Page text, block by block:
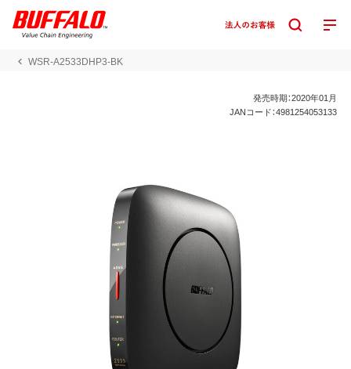
WSR-A2533DHP3-BK
発売時期：2020年01月
JANコード：4981254053133